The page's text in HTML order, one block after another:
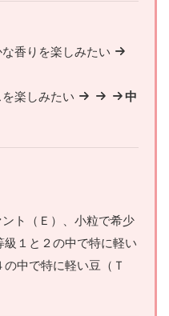
香りを楽しみたい
楽しみたい
中
ト（Ｅ）、小粒で希少
１と２の中で特に軽い
中で特に軽い豆（Ｔ